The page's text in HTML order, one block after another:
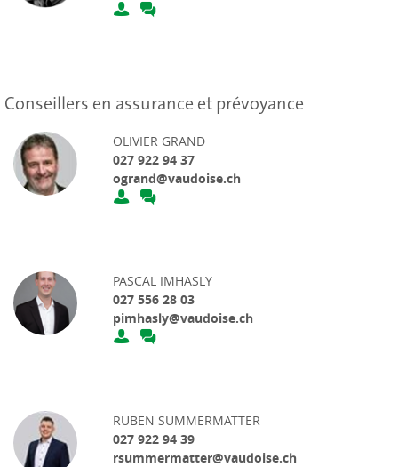
Conseillers en assurance et prévoyance
OLIVIER GRAND
027 922 94 37
ogrand@vaudoise.ch
PASCAL IMHASLY
027 556 28 03
pimhasly@vaudoise.ch
RUBEN SUMMERMATTER
027 922 94 39
rsummermatter@vaudoise.ch